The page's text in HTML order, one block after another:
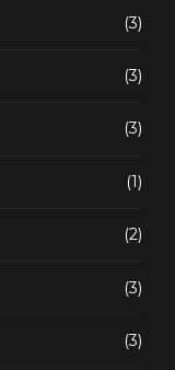
(3)
(3)
(3)
(1)
(2)
(3)
(3)